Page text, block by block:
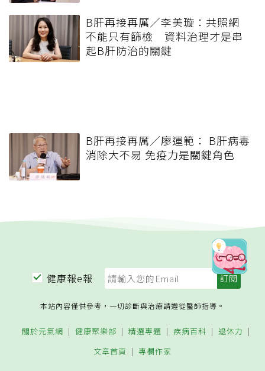
B肝再接再厲／李美璇：共照網
不能只有篩檢 資料治理才是串
起B肝防治的關鍵
B肝再接再厲／廖運範： B肝病毒
消除大不易 免疫力是關鍵角色
健康報e報
本站內容僅供參考，一切診斷與治療請遵從醫師指導。
關於元氣網 健康聚樂部 精選專題 疾病百科
退休力
文章首頁
專欄作家